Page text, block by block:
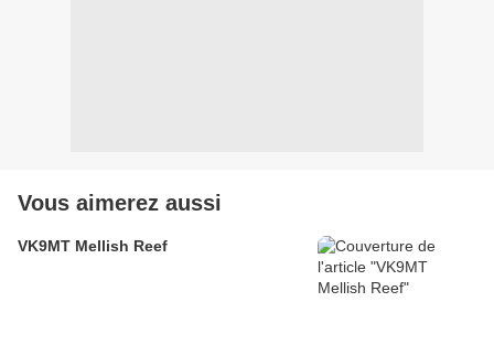
Vous aimerez aussi
VK9MT Mellish Reef